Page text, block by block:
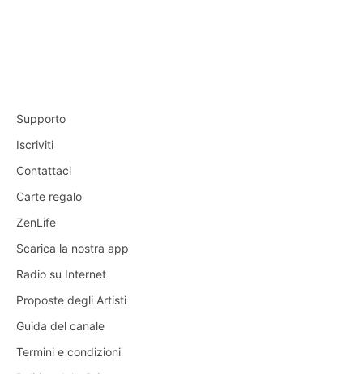
Supporto
Iscriviti
Contattaci
Carte regalo
ZenLife
Scarica la nostra app
Radio su Internet
Proposte degli Artisti
Guida del canale
Termini e condizioni